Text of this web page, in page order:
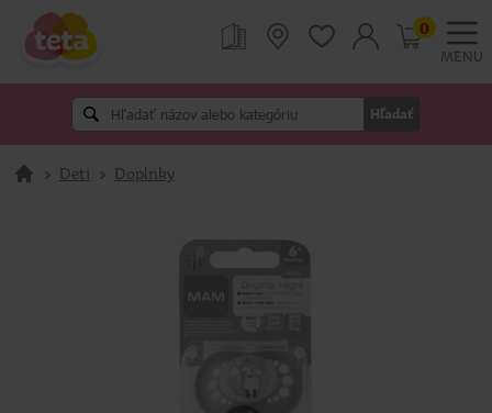
MENU
Hľadať
0
> Deti > Doplnky